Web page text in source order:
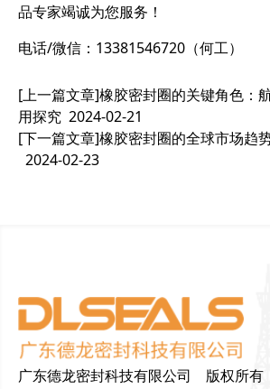
品专家竭诚为您服务！
电话/微信：13381546720（何工）
[上一篇文章]橡胶密封圈的关键角色：
用探究 2024-02-21
[下一篇文章]橡胶密封圈的全球市场趋
2024-02-23
广东德龙密封科技有限公司 版权所有